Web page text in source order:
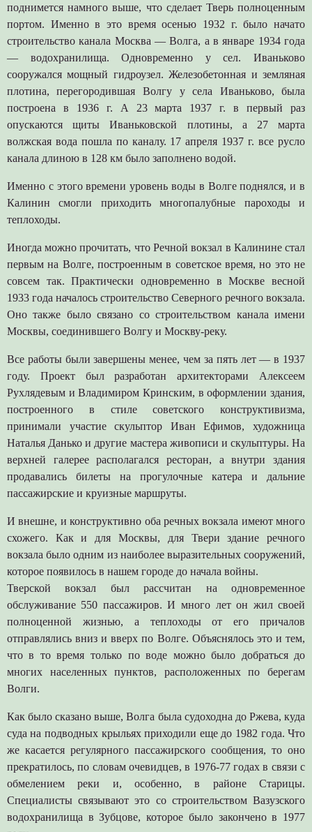
поднимется намного выше, что сделает Тверь полноценным
портом. Именно в это время осенью 1932 г. было начато
строительство канала Москва — Волга, а в январе 1934 года
— водохранилища. Одновременно у сел. Иваньково
сооружался мощный гидроузел. Железобетонная и земляная
плотина, перегородившая Волгу у села Иваньково, была
построена в 1936 г. А 23 марта 1937 г. в первый раз
опускаются щиты Иваньковской плотины, а 27 марта
волжская вода пошла по каналу. 17 апреля 1937 г. все русло
канала длиною в 128 км было заполнено водой.
Именно с этого времени уровень воды в Волге поднялся, и в
Калинин смогли приходить многопалубные пароходы и
теплоходы.
Иногда можно прочитать, что Речной вокзал в Калинине стал
первым на Волге, построенным в советское время, но это не
совсем так. Практически одновременно в Москве весной
1933 года началось строительство Северного речного вокзала.
Оно также было связано со строительством канала имени
Москвы, соединившего Волгу и Москву-реку.
Все работы были завершены менее, чем за пять лет — в 1937
году. Проект был разработан архитекторами Алексеем
Рухлядевым и Владимиром Кринским, в оформлении здания,
построенного в стиле советского конструктивизма,
принимали участие скульптор Иван Ефимов, художница
Наталья Данько и другие мастера живописи и скульптуры. На
верхней галерее располагался ресторан, а внутри здания
продавались билеты на прогулочные катера и дальние
пассажирские и круизные маршруты.
И внешне, и конструктивно оба речных вокзала имеют много
схожего. Как и для Москвы, для Твери здание речного
вокзала было одним из наиболее выразительных сооружений,
которое появилось в нашем городе до начала войны.
Тверской вокзал был рассчитан на одновременное
обслуживание 550 пассажиров. И много лет он жил своей
полноценной жизнью, а теплоходы от его причалов
отправлялись вниз и вверх по Волге. Объяснялось это и тем,
что в то время только по воде можно было добраться до
многих населенных пунктов, расположенных по берегам
Волги.
Как было сказано выше, Волга была судоходна до Ржева, куда
суда на подводных крыльях приходили еще до 1982 года. Что
же касается регулярного пассажирского сообщения, то оно
прекратилось, по словам очевидцев, в 1976-77 годах в связи с
обмелением реки и, особенно, в районе Старицы.
Специалисты связывают это со строительством Вазузского
водохранилища в Зубцове, которое было закончено в 1977